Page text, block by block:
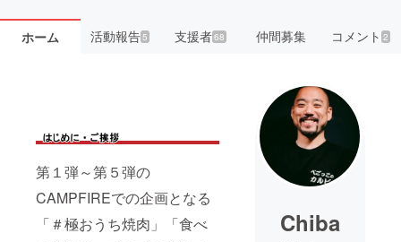
ホーム 活動報告5 支援者68 仲間募集 コメント2
第１弾～第５弾の
CAMPFIREでの企画となる
「＃極おうち焼肉」「食べ
Chiba